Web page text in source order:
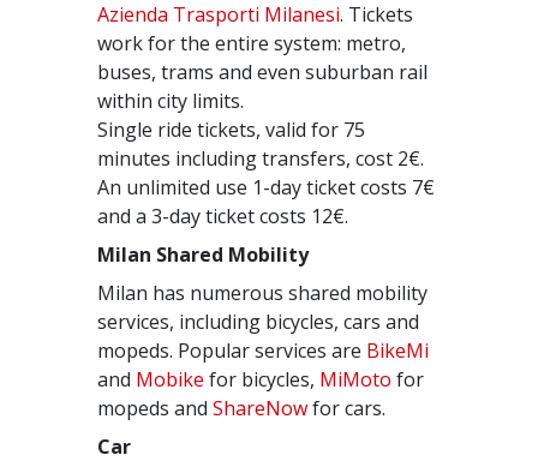
Azienda Trasporti Milanesi. Tickets
work for the entire system: metro,
buses, trams and even suburban rail
within city limits.
Single ride tickets, valid for 75
minutes including transfers, cost 2€.
An unlimited use 1-day ticket costs 7€
and a 3-day ticket costs 12€.
Milan Shared Mobility
Milan has numerous shared mobility
services, including bicycles, cars and
mopeds. Popular services are BikeMi
and Mobike for bicycles, MiMoto for
mopeds andShareNowfor cars.
Car